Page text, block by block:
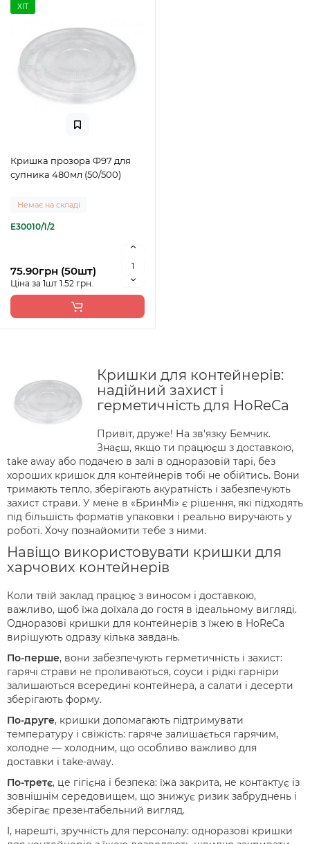
ХІТ
Кришка прозора Ф97 для
супника 480мл (50/500)
Немає на складі
E30010/1/2
75.90грн (50шт)
Ціна за 1шт 1.52 грн.
Кришки для контейнерів:
надійний захист і
герметичність для HoReCa
Привіт, друже! На зв'язку Бемчик.
Знаєш, якщо ти працюєш з доставкою,
take away або подачею в залі в одноразовій тарі, без
хороших кришок для контейнерів тобі не обійтись. Вони
тримають тепло, зберігають акуратність і забезпечують
захист страви. У мене в «БринМі» є рішення, які підходять
під більшість форматів упаковки і реально виручають у
роботі. Хочу познайомити тебе з ними.
Навіщо використовувати кришки для
харчових контейнерів
Коли твій заклад працює з виносом і доставкою,
важливо, щоб їжа доїхала до гостя в ідеальному вигляді.
Одноразові кришки для контейнерів з їжею в HoReCa
вирішують одразу кілька завдань.
По-перше, вони забезпечують герметичність і захист:
гарячі страви не проливаються, соуси і рідкі гарніри
залишаються всередині контейнера, а салати і десерти
зберігають форму.
По-друге, кришки допомагають підтримувати
температуру і свіжість: гаряче залишається гарячим,
холодне — холодним, що особливо важливо для
доставки і take-away.
По-третє, це гігієна і безпека: їжа закрита, не контактує із
зовнішнім середовищем, що знижує ризик забруднень і
зберігає презентабельний вигляд.
І, нарешті, зручність для персоналу: одноразові кришки